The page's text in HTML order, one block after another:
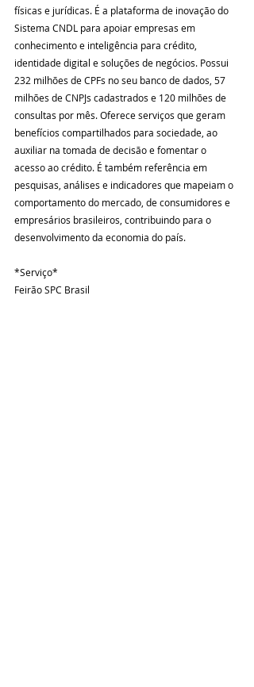
físicas e jurídicas. É a plataforma de inovação do
Sistema CNDL para apoiar empresas em
conhecimento e inteligência para crédito,
identidade digital e soluções de negócios. Possui
232 milhões de CPFs no seu banco de dados, 57
milhões de CNPJs cadastrados e 120 milhões de
consultas por mês. Oferece serviços que geram
benefícios compartilhados para sociedade, ao
auxiliar na tomada de decisão e fomentar o
acesso ao crédito. É também referência em
pesquisas, análises e indicadores que mapeiam o
comportamento do mercado, de consumidores e
empresários brasileiros, contribuindo para o
desenvolvimento da economia do país.
*Serviço*
Feirão SPC Brasil